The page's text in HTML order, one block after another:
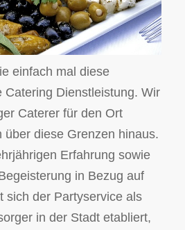
einfach mal diese
Catering Dienstleistung. Wir
Caterer für den Ort
über diese Grenzen hinaus.
Erfahrung sowie
in Bezug auf
sich der Partyservice als
in der Stadt etabliert,